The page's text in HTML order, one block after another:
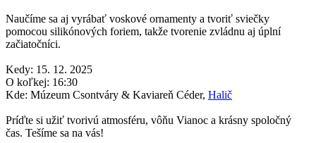
Naučíme sa aj vyrábať voskové ornamenty a tvoriť sviečky
pomocou silikónových foriem, takže tvorenie zvládnu aj úplní
začiatočníci.
Kedy: 15. 12. 2025
O koľkej: 16:30
Kde: Múzeum Csontváry & Kaviareň Céder, Halič
Príďte si užiť tvorivú atmosféru, vôňu Vianoc a krásny spoločný
čas. Tešíme sa na vás!